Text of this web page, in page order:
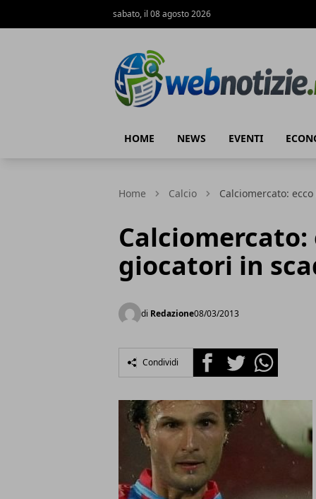
sabato, il 08 agosto 2026
HOME NEWS EVENTI
Home Calcio Calciomercato:
giocatori in
di Redazione08/03/2013
Condividi FacebookTwitterWhatsapp